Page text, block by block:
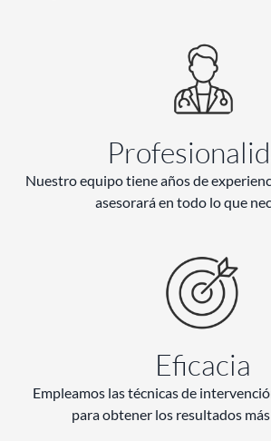
Nuestro equipo tiene años de
asesorará en todo lo que
Eficacia
Empleamos las técnicas de
para obtener los resultados